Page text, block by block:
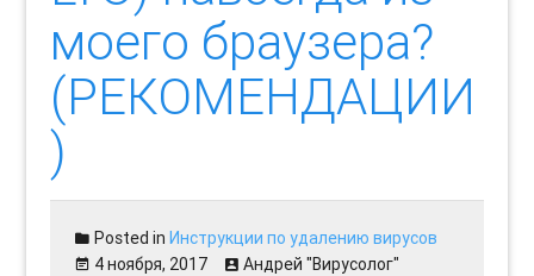
моего браузера?
(РЕКОМЕНДАЦИИ
)
Posted inИнструкции по удалению вирусов
4 ноября, 2017
Андрей "Вирусолог"